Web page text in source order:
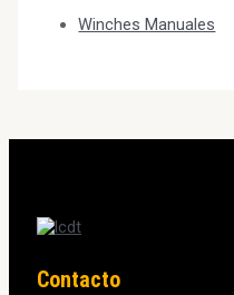
Winches Manuales
Contacto